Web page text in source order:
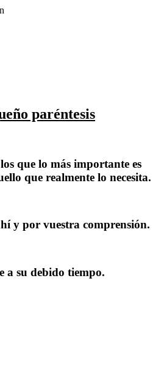
paréntesis
que lo más importante es
que realmente lo necesita.
y por vuestra comprensión.
a su debido tiempo.